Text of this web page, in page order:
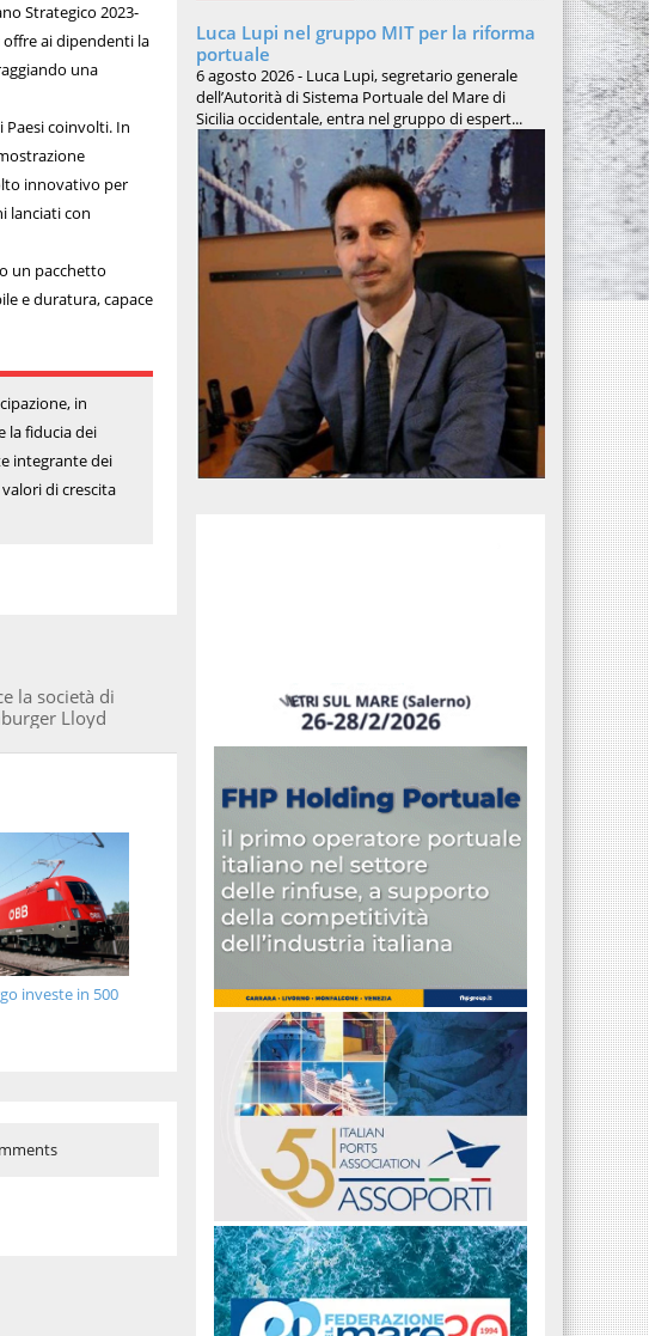
Strategico 2023-
ai dipendenti la
una
coinvolti. In
innovativo per
lanciati con
un pacchetto
e duratura, capace
in
la fiducia dei
integrante dei
di crescita
la società di
Lloyd
investe in 500
Luca Lupi nel gruppo MIT per la riforma
portuale
6 agosto 2026 - Luca Lupi, segretario generale
dell’Autorità di Sistema Portuale del Mare di
Sicilia occidentale, entra nel gruppo di espert...